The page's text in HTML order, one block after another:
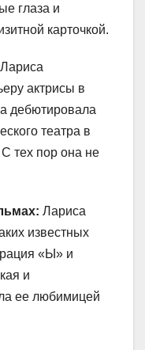
глаза и
карточкой.
Лариса
актрисы в
дебютировала
театра в
тех пор она не
Лариса
известных
«Ы» и
и
ее любимицей